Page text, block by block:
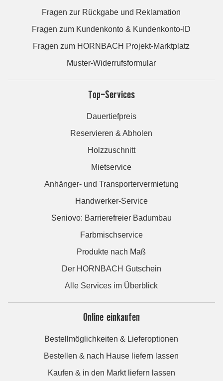
Fragen zur Rückgabe und Reklamation
Fragen zum Kundenkonto & Kundenkonto-ID
Fragen zum HORNBACH Projekt-Marktplatz
Muster-Widerrufsformular
Top-Services
Dauertiefpreis
Reservieren & Abholen
Holzzuschnitt
Mietservice
Anhänger- und Transportervermietung
Handwerker-Service
Seniovo: Barrierefreier Badumbau
Farbmischservice
Produkte nach Maß
Der HORNBACH Gutschein
Alle Services im Überblick
Online einkaufen
Bestellmöglichkeiten & Lieferoptionen
Bestellen & nach Hause liefern lassen
Kaufen & in den Markt liefern lassen